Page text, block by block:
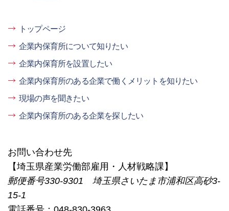
トップページ
企業内保育所について知りたい
企業内保育所を設置したい
企業内保育所のある企業で働くメリットを知りたい
現場の声を聞きたい
企業内保育所のある企業を探したい
お問い合わせ先
【埼玉県産業労働部雇用・人材戦略課】
郵便番号330-9301 埼玉県さいたま市浦和区高砂3-
15-1